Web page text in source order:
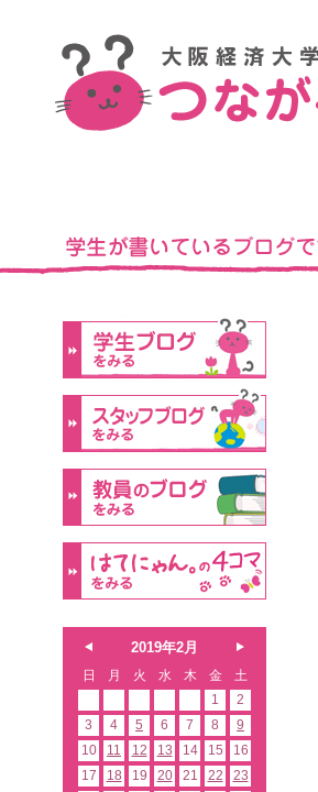
2019年2月
日 月 火 水 木 金
土
1
2
3
4 5 6 7 8
9
10
11 12 13 14 15
16
17
18 19 20 21 22
23